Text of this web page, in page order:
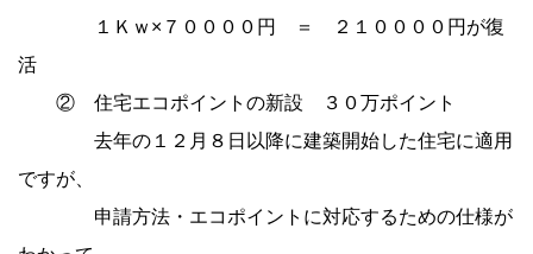
１Ｋｗ×７００００円 ＝ ２１００００円が復
活
② 住宅エコポイントの新設 ３０万ポイント
去年の１２月８日以降に建築開始した住宅に適用
ですが、
申請方法・エコポイントに対応するための仕様が